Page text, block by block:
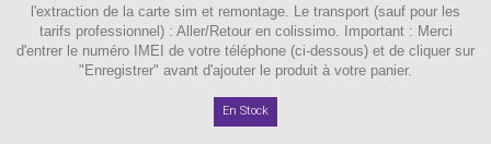
l'extraction de la carte sim et remontage. Le transport (sauf pour les
tarifs professionnel) : Aller/Retour en colissimo. Important : Merci
d'entrer le numéro IMEI de votre téléphone (ci-dessous) et de cliquer sur
"Enregistrer" avant d'ajouter le produit à votre panier.
En Stock